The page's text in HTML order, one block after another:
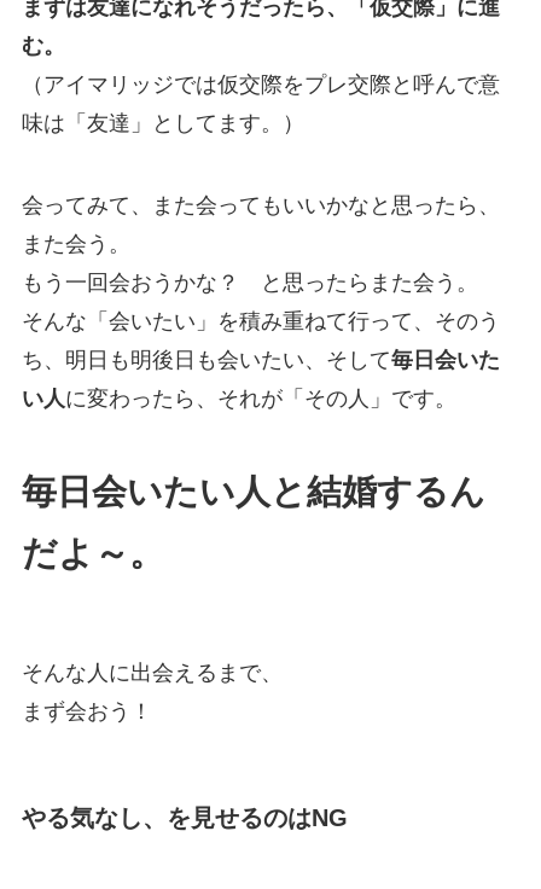
まずは友達になれそうだったら、「仮交際」に進
む。
（アイマリッジでは仮交際をプレ交際と呼んで意
味は「友達」としてます。）
会ってみて、また会ってもいいかなと思ったら、
また会う。
もう一回会おうかな？ と思ったらまた会う。
そんな「会いたい」を積み重ねて行って、そのう
ち、明日も明後日も会いたい、そして毎日会いた
い人に変わったら、それが「その人」です。
毎日会いたい人と結婚するん
だよ～。
そんな人に出会えるまで、
まず会おう！
やる気なし、を見せるのはNG